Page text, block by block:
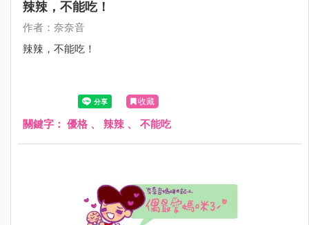
辣辣，不能吃！
作者：奈奈音
辣辣，不能吃！
收藏
關鍵字： 優格 、 辣辣 、 不能吃